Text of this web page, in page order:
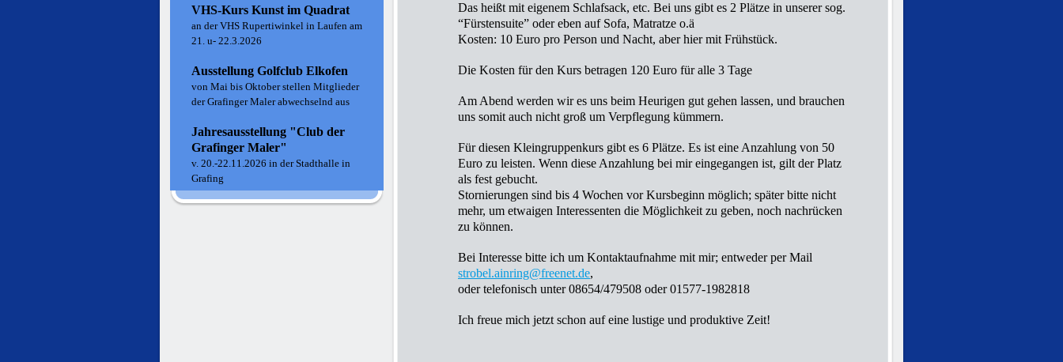
Das heißt mit eigenem Schlafsack, etc. Bei uns gibt es 2 Plätze in unserer sog.
“Fürstensuite” oder eben auf Sofa, Matratze o.ä
Kosten: 10 Euro pro Person und Nacht, aber hier mit Frühstück.
Die Kosten für den Kurs betragen 120 Euro für alle 3 Tage
Am Abend werden wir es uns beim Heurigen gut gehen lassen, und brauchen
uns somit auch nicht groß um Verpflegung kümmern.
Für diesen Kleingruppenkurs gibt es 6 Plätze. Es ist eine Anzahlung von 50
Euro zu leisten. Wenn diese Anzahlung bei mir eingegangen ist, gilt der Platz
als fest gebucht.
Stornierungen sind bis 4 Wochen vor Kursbeginn möglich; später bitte nicht
mehr, um etwaigen Interessenten die Möglichkeit zu geben, noch nachrücken
zu können.
Bei Interesse bitte ich um Kontaktaufnahme mit mir; entweder per Mail
strobel.ainring@freenet.de,
oder telefonisch unter 08654/479508 oder 01577-1982818
Ich freue mich jetzt schon auf eine lustige und produktive Zeit!
VHS-Kurs Kunst im Quadrat
an der VHS Rupertiwinkel in Laufen am
21. u- 22.3.2026
Ausstellung Golfclub Elkofen
von Mai bis Oktober stellen Mitglieder
der Grafinger Maler abwechselnd aus
Jahresausstellung "Club der
Grafinger Maler"
v. 20.-22.11.2026 in der Stadthalle in
Grafing